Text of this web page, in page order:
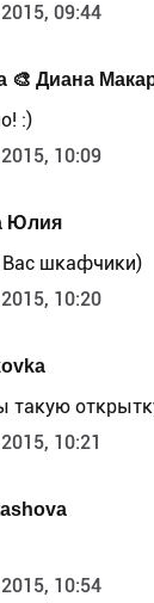
09:44
🎨 Диана
:)
10:09
Юлия
Вас шкафчики)
10:20
такую
10:21
10:54